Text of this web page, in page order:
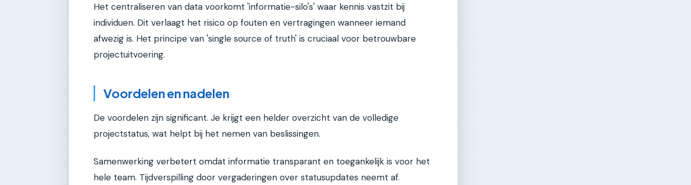
Het centraliseren van data voorkomt 'informatie-silo's' waar kennis vastzit bij
individuen. Dit verlaagt het risico op fouten en vertragingen wanneer iemand
afwezig is. Het principe van 'single source of truth' is cruciaal voor betrouwbare
projectuitvoering.
Voordelen en nadelen
De voordelen zijn significant. Je krijgt een helder overzicht van de volledige
projectstatus, wat helpt bij het nemen van beslissingen.
Samenwerking verbetert omdat informatie transparant en toegankelijk is voor het
hele team. Tijdverspilling door vergaderingen over statusupdates neemt af.